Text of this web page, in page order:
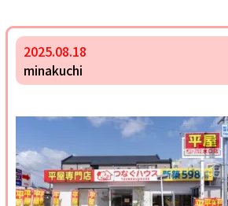
2025.08.18
minakuchi